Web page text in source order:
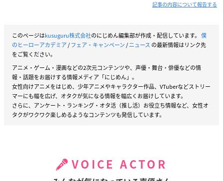
記事の内容について報告する
このページはkusuguru株式会社のにじめん編集部が作成・配信しています。 僕
のヒーローアカデミア/フェア・キャンペーン/ニュース の最新情報はリンク先
をご覧ください。
アニメ・ゲーム・漫画などの2次元コンテンツや、声優・舞台・俳優などの情
報・話題をお届けする情報メディア「にじめん」。
女性向けアニメをはじめ、少年アニメやキャラクター作品、VTuberなどストリー
マーにも幅を広げ、オタクが気になる情報を幅広くお届けしています。
さらに、アンケート・ランキング・オタ活（推し活）お役立ち情報など、女性オ
タクがワクワク楽しめるようなコンテンツも発信しています。
VOICE ACTOR